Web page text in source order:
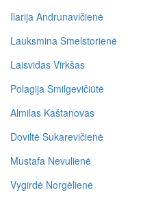
Ilarija Andrunavičienė
Lauksmina Smelstorienė
Laisvidas Virkšas
Polagija Smilgevičiūtė
Almilas Kaštanovas
Doviltė Sukarevičienė
Mustafa Nevulienė
Vygirdė Norgėlienė